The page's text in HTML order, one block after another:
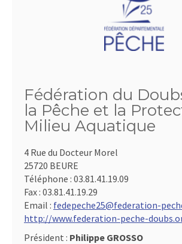
Fédération du
la Pêche et la
Milieu Aquatique
4 Rue du Docteur Morel
25720 BEURE
Téléphone : 03.81.41.19.09
Fax : 03.81.41.19.29
Email : fedepeche25@federation-
http://www.federation-peche-
Président : Philippe GROSSO